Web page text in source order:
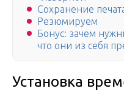
Сохранение
Резюмируем
Бонус: зачем
что они из себя
Установка